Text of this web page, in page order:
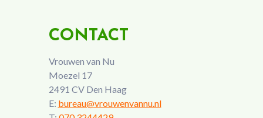
CONTACT
Vrouwen van Nu
Moezel 17
2491 CV Den Haag
E: bureau@vrouwenvannu.nl